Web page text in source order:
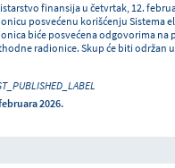
finansija u četvrtak, 12.
posvećenu korišćenju Sistema
biće posvećena odgovorima
radionice. Skup će biti održan
2026.